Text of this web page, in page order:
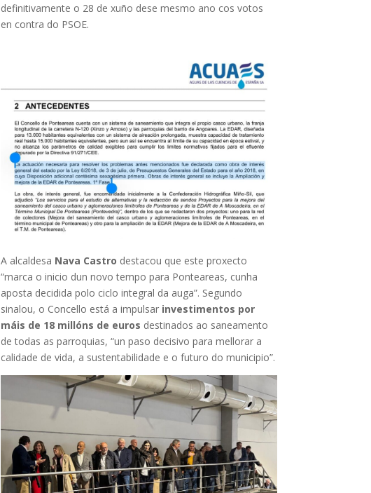
definitivamente o 28 de xuño dese mesmo ano cos votos
en contra do PSOE.
A alcaldesa Nava Castro destacou que este proxecto
“marca o inicio dun novo tempo para Ponteareas, cunha
aposta decidida polo ciclo integral da auga”. Segundo
sinalou, o Concello está a impulsar investimentos por
máis de 18 millóns de euros destinados ao saneamento
de todas as parroquias, “un paso decisivo para mellorar a
calidade de vida, a sustentabilidade e o futuro do municipio”.